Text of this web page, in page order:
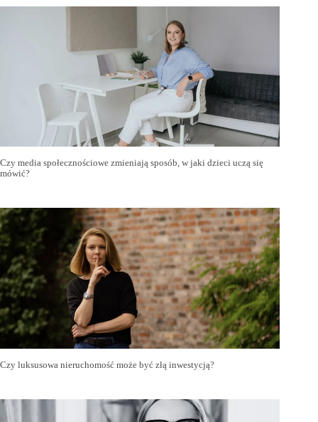
Czy media społecznościowe zmieniają sposób, w jaki dzieci uczą się
mówić?
Czy luksusowa nieruchomość może być złą inwestycją?